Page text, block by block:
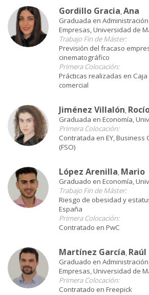
Gordillo Gracia,Ana
Graduada en
Empresas, Universidad de
Trabajo Fin de Máster:
Previsión del fracaso
cinematográfico
Primera Colocación:
Prácticas realizadas en
comercial
Jiménez Villalón,
Graduada en Economía,
Primera Colocación:
Contratada en EY, Business
(FSO)
López Arenilla, Mario
Graduado en Economía,
Trabajo Fin de Máster:
Riesgo de obesidad y
España
Primera Colocación:
Contratado en PwC
Martínez García, Raúl
Graduado en
Empresas, Universidad de
Primera Colocación:
Contratado en Freepick